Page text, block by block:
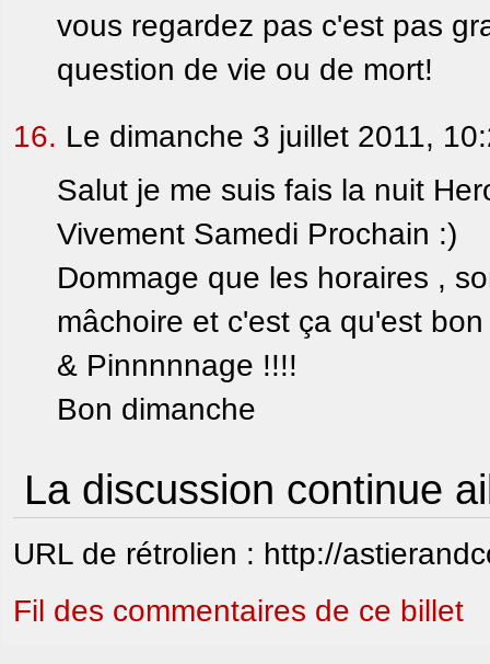
vous regardez pas c'est pas
question de vie ou de mort!
16. Le dimanche 3 juillet 2011,
Salut je me suis fais la nuit
Vivement Samedi Prochain :)
Dommage que les horaires ,
mâchoire et c'est ça qu'est bon
& Pinnnnnage !!!!
Bon dimanche
La discussion continue
URL de rétrolien : http://
Fil des commentaires de ce billet